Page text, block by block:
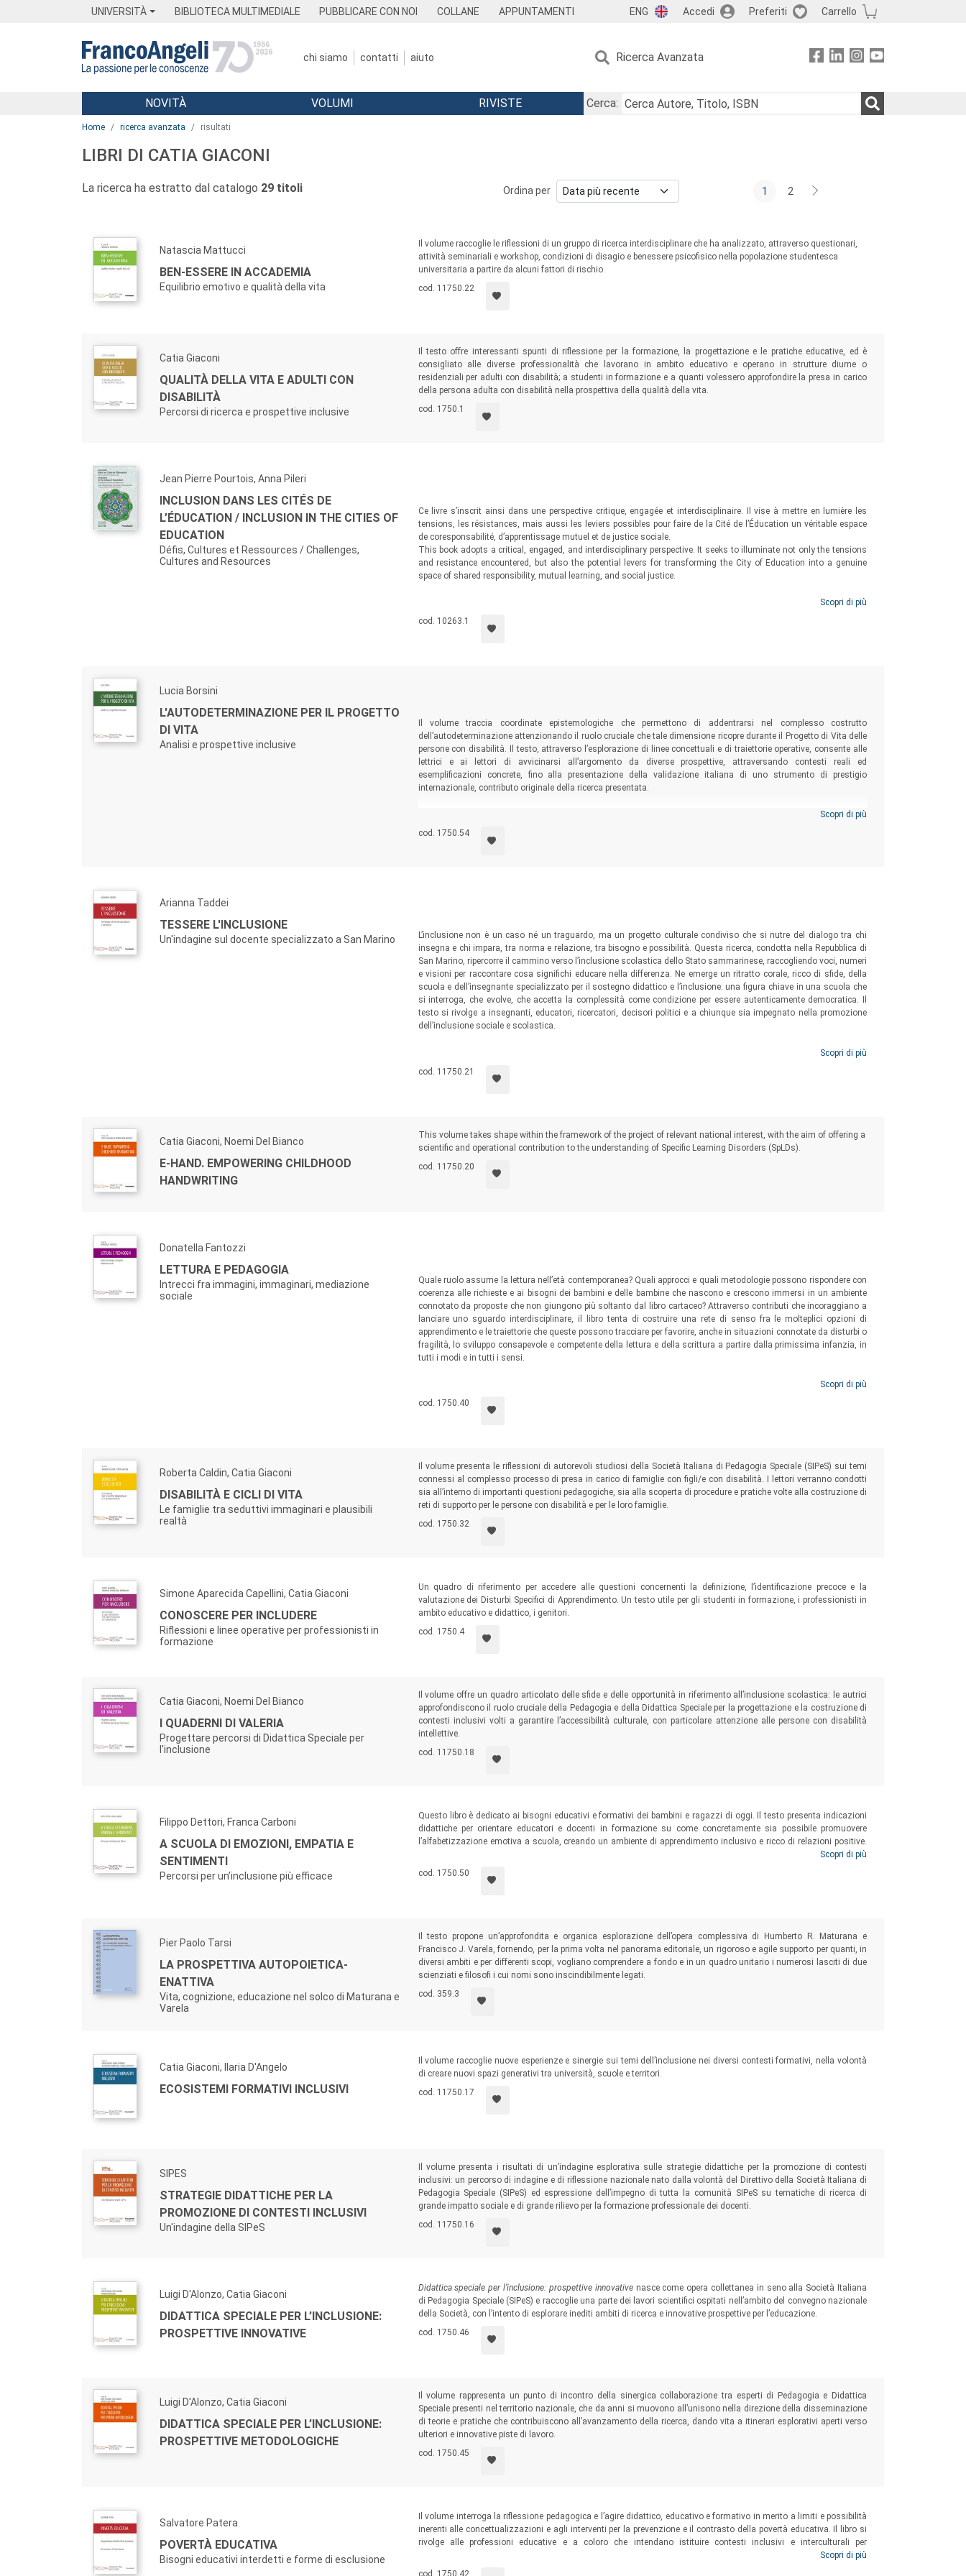
UNIVERSITÀ BIBLIOTECA MULTIMEDIALE PUBBLICARE CON NOI COLLANE APPUNTAMENTI ENG Accedi Preferiti Carrello
chi siamo contatti aiuto Ricerca Avanzata
Menu
NOVITÀ VOLUMI RIVISTE
Cerca:
Home ricerca avanzata risultati
LIBRI DI CATIA GIACONI
La ricerca ha estratto dal catalogo 29 titoli Ordina per 1 2
Natascia Mattucci
BEN-ESSERE IN ACCADEMIA
Equilibrio emotivo e qualità della vita
Il volume raccoglie le riflessioni di un gruppo di ricerca interdisciplinare che ha analizzato, attraverso questionari,
attività seminariali e workshop, condizioni di disagio e benessere psicofisico nella popolazione studentesca
universitaria a partire da alcuni fattori di rischio.
cod. 11750.22
Catia Giaconi
QUALITÀ DELLA VITA E ADULTI CON
DISABILITÀ
Percorsi di ricerca e prospettive inclusive
Il testo offre interessanti spunti di riflessione per la formazione, la progettazione e le pratiche educative, ed è
consigliato alle diverse professionalità che lavorano in ambito educativo e operano in strutture diurne o
residenziali per adulti con disabilità; a studenti in formazione e a quanti volessero approfondire la presa in carico
della persona adulta con disabilità nella prospettiva della qualità della vita.
cod. 1750.1
Jean Pierre Pourtois, Anna Pileri
INCLUSION DANS LES CITÉS DE
L’ÉDUCATION / INCLUSION IN THE CITIES OF
EDUCATION
Défis, Cultures et Ressources / Challenges,
Cultures and Resources
Ce livre s’inscrit ainsi dans une perspective critique, engagée et interdisciplinaire. Il vise à mettre en lumière les
tensions, les résistances, mais aussi les leviers possibles pour faire de la Cité de l’Éducation un véritable espace
de coresponsabilité, d’apprentissage mutuel et de justice sociale.
This book adopts a critical, engaged, and interdisciplinary perspective. It seeks to illuminate not only the tensions
and resistance encountered, but also the potential levers for transforming the City of Education into a genuine
space of shared responsibility, mutual learning, and social justice.
Scopri di più
cod. 10263.1
Lucia Borsini
L'AUTODETERMINAZIONE PER IL PROGETTO
DI VITA
Analisi e prospettive inclusive
Il volume traccia coordinate epistemologiche che permettono di addentrarsi nel complesso costrutto
dell’autodeterminazione attenzionando il ruolo cruciale che tale dimensione ricopre durante il Progetto di Vita delle
persone con disabilità. Il testo, attraverso l’esplorazione di linee concettuali e di traiettorie operative, consente alle
lettrici e ai lettori di avvicinarsi all’argomento da diverse prospettive, attraversando contesti reali ed
esemplificazioni concrete, fino alla presentazione della validazione italiana di uno strumento di prestigio
internazionale, contributo originale della ricerca presentata.
Scopri di più
cod. 1750.54
Arianna Taddei
TESSERE L'INCLUSIONE
Un'indagine sul docente specializzato a San Marino
L’inclusione non è un caso né un traguardo, ma un progetto culturale condiviso che si nutre del dialogo tra chi
insegna e chi impara, tra norma e relazione, tra bisogno e possibilità. Questa ricerca, condotta nella Repubblica di
San Marino, ripercorre il cammino verso l’inclusione scolastica dello Stato sammarinese, raccogliendo voci, numeri
e visioni per raccontare cosa significhi educare nella differenza. Ne emerge un ritratto corale, ricco di sfide, della
scuola e dell’insegnante specializzato per il sostegno didattico e l’inclusione: una figura chiave in una scuola che
si interroga, che evolve, che accetta la complessità come condizione per essere autenticamente democratica. Il
testo si rivolge a insegnanti, educatori, ricercatori, decisori politici e a chiunque sia impegnato nella promozione
dell’inclusione sociale e scolastica.
Scopri di più
cod. 11750.21
Catia Giaconi, Noemi Del Bianco
E-HAND. EMPOWERING CHILDHOOD
HANDWRITING
This volume takes shape within the framework of the project of relevant national interest, with the aim of offering a
scientific and operational contribution to the understanding of Specific Learning Disorders (SpLDs).
cod. 11750.20
Donatella Fantozzi
LETTURA E PEDAGOGIA
Intrecci fra immagini, immaginari, mediazione
sociale
Quale ruolo assume la lettura nell’età contemporanea? Quali approcci e quali metodologie possono rispondere con
coerenza alle richieste e ai bisogni dei bambini e delle bambine che nascono e crescono immersi in un ambiente
connotato da proposte che non giungono più soltanto dal libro cartaceo? Attraverso contributi che incoraggiano a
lanciare uno sguardo interdisciplinare, il libro tenta di costruire una rete di senso fra le molteplici opzioni di
apprendimento e le traiettorie che queste possono tracciare per favorire, anche in situazioni connotate da disturbi o
fragilità, lo sviluppo consapevole e competente della lettura e della scrittura a partire dalla primissima infanzia, in
tutti i modi e in tutti i sensi.
Scopri di più
cod. 1750.40
Roberta Caldin, Catia Giaconi
DISABILITÀ E CICLI DI VITA
Le famiglie tra seduttivi immaginari e plausibili
realtà
Il volume presenta le riflessioni di autorevoli studiosi della Società Italiana di Pedagogia Speciale (SIPeS) sui temi
connessi al complesso processo di presa in carico di famiglie con figli/e con disabilità. I lettori verranno condotti
sia all’interno di importanti questioni pedagogiche, sia alla scoperta di procedure e pratiche volte alla costruzione di
reti di supporto per le persone con disabilità e per le loro famiglie.
cod. 1750.32
Simone Aparecida Capellini, Catia Giaconi
CONOSCERE PER INCLUDERE
Riflessioni e linee operative per professionisti in
formazione
Un quadro di riferimento per accedere alle questioni concernenti la definizione, l’identificazione precoce e la
valutazione dei Disturbi Specifici di Apprendimento. Un testo utile per gli studenti in formazione, i professionisti in
ambito educativo e didattico, i genitori.
cod. 1750.4
Catia Giaconi, Noemi Del Bianco
I QUADERNI DI VALERIA
Progettare percorsi di Didattica Speciale per
l'inclusione
Il volume offre un quadro articolato delle sfide e delle opportunità in riferimento all’inclusione scolastica: le autrici
approfondiscono il ruolo cruciale della Pedagogia e della Didattica Speciale per la progettazione e la costruzione di
contesti inclusivi volti a garantire l’accessibilità culturale, con particolare attenzione alle persone con disabilità
intellettive.
cod. 11750.18
Filippo Dettori, Franca Carboni
A SCUOLA DI EMOZIONI, EMPATIA E
SENTIMENTI
Percorsi per un’inclusione più efficace
Questo libro è dedicato ai bisogni educativi e formativi dei bambini e ragazzi di oggi. Il testo presenta indicazioni
didattiche per orientare educatori e docenti in formazione su come concretamente sia possibile promuovere
l’alfabetizzazione emotiva a scuola, creando un ambiente di apprendimento inclusivo e ricco di relazioni positive.
Gli argomenti sono presentati con storie di vita, non vere ma verosimili, e corredati da suggerimenti concreti per la
gestione delle relazioni, dei comportamenti problematici e degli interventi possibili in ambito educativo.
Scopri di più
cod. 1750.50
Pier Paolo Tarsi
LA PROSPETTIVA AUTOPOIETICA-
ENATTIVA
Vita, cognizione, educazione nel solco di Maturana e
Varela
Il testo propone un’approfondita e organica esplorazione dell’opera complessiva di Humberto R. Maturana e
Francisco J. Varela, fornendo, per la prima volta nel panorama editoriale, un rigoroso e agile supporto per quanti, in
diversi ambiti e per differenti scopi, vogliano comprendere a fondo e in un quadro unitario i numerosi lasciti di due
scienziati e filosofi i cui nomi sono inscindibilmente legati.
cod. 359.3
Catia Giaconi, Ilaria D'Angelo
ECOSISTEMI FORMATIVI INCLUSIVI
Il volume raccoglie nuove esperienze e sinergie sui temi dell’inclusione nei diversi contesti formativi, nella volontà
di creare nuovi spazi generativi tra università, scuole e territori.
cod. 11750.17
SIPES
STRATEGIE DIDATTICHE PER LA
PROMOZIONE DI CONTESTI INCLUSIVI
Un'indagine della SIPeS
Il volume presenta i risultati di un’indagine esplorativa sulle strategie didattiche per la promozione di contesti
inclusivi: un percorso di indagine e di riflessione nazionale nato dalla volontà del Direttivo della Società Italiana di
Pedagogia Speciale (SIPeS) ed espressione dell’impegno di tutta la comunità SIPeS su tematiche di ricerca di
grande impatto sociale e di grande rilievo per la formazione professionale dei docenti.
cod. 11750.16
Luigi D'Alonzo, Catia Giaconi
DIDATTICA SPECIALE PER L’INCLUSIONE:
PROSPETTIVE INNOVATIVE
Didattica speciale per l’inclusione: prospettive innovative nasce come opera collettanea in seno alla Società Italiana
di Pedagogia Speciale (SIPeS) e raccoglie una parte dei lavori scientifici ospitati nell’ambito del convegno nazionale
della Società, con l’intento di esplorare inediti ambiti di ricerca e innovative prospettive per l’educazione.
cod. 1750.46
Luigi D'Alonzo, Catia Giaconi
DIDATTICA SPECIALE PER L’INCLUSIONE:
PROSPETTIVE METODOLOGICHE
Il volume rappresenta un punto di incontro della sinergica collaborazione tra esperti di Pedagogia e Didattica
Speciale presenti nel territorio nazionale, che da anni si muovono all’unisono nella direzione della disseminazione
di teorie e pratiche che contribuiscono all’avanzamento della ricerca, dando vita a itinerari esplorativi aperti verso
ulteriori e innovative piste di lavoro.
cod. 1750.45
Salvatore Patera
POVERTÀ EDUCATIVA
Bisogni educativi interdetti e forme di esclusione
Il volume interroga la riflessione pedagogica e l’agire didattico, educativo e formativo in merito a limiti e possibilità
inerenti alle concettualizzazioni e agli interventi per la prevenzione e il contrasto della povertà educativa. Il libro si
rivolge alle professioni educative e a coloro che intendano istituire contesti inclusivi e interculturali per
comprendere, promuovere e accompagnare le giovani generazioni nello sviluppo di percorsi esistenziali
emancipanti lungo una prospettiva di speranza.
Scopri di più
cod. 1750.42